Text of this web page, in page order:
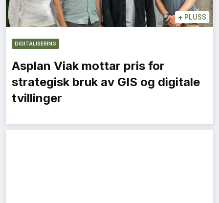
+ PLUSS
DIGITALISERING
Asplan Viak mottar pris for
strategisk bruk av GIS og digitale
tvillinger